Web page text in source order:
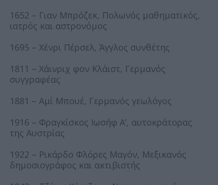
1652 – Γιαν Μπρόζεκ, Πολωνός μαθηματικός,
ιατρός και αστρονόμος
1695 – Χένρι Πέρσελ, Άγγλος συνθέτης
1811 – Χάινριχ φον Κλάιστ, Γερμανός
συγγραφέας
1881 – Αμί Μπουέ, Γερμανός γεωλόγος
1916 – Φραγκίσκος Ιωσήφ Α’, αυτοκράτορας
της Αυστρίας
1922 – Ρικάρδο Φλόρες Μαγόν, Μεξικανός
δημοσιογράφος και ακτιβιστής